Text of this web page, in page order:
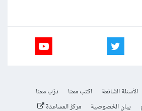
الأسئلة الشائعة اكتب معنا
درّب معنا
بيان الخصوصية مركز المساعدة